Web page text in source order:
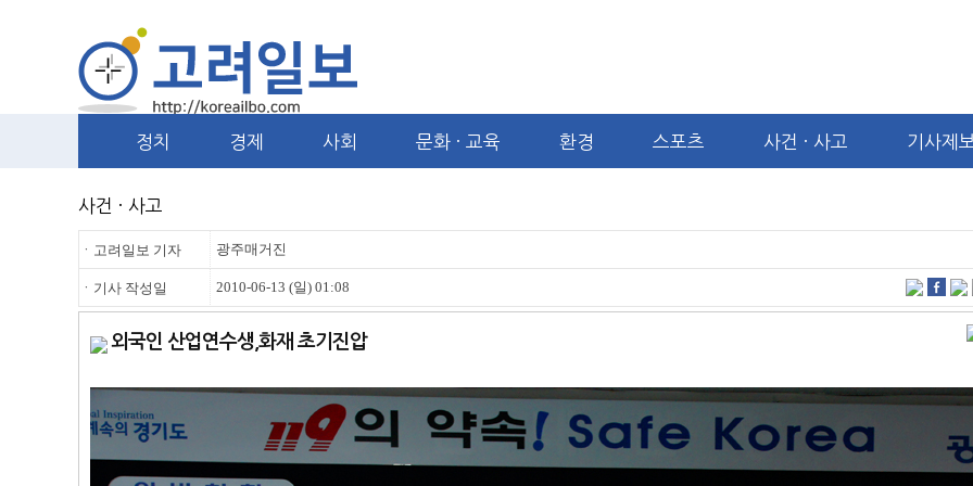
정치 경제 사회 문화 · 교육 환경 스포츠 사건 · 사고 기사제
사건 · 사고
ㆍ고려일보 기자 광주매거진
ㆍ기사 작성일 2010-06-13 (일) 01:08
외국인 산업연수생,화재 초기진압